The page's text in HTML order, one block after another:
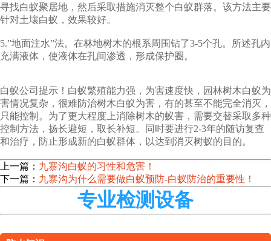
寻找白蚁聚居地，然后采取措施消灭整个白蚁群落。该方法主要
针对土壤白蚁，效果较好。
5.”地面注水”法。在林地树木的根系周围钻了3-5个孔。所述孔内
充满液体，使液体在孔间渗透，形成保护圈。
白蚁公司提示！白蚁繁殖能力强，为害速度快，园林树木白蚁为
害情况复杂，很难防治树木白蚁为害，有的甚至不能完全消灭，
只能控制。为了更大程度上消除树木的蚁害，需要交替采取多种
控制方法，扬长避短，取长补短。同时要进行2-3年的随访复查
和治疗，防止形成新的白蚁群体，以达到消灭树蚁的目的。
上一篇： 九寨沟白蚁的习性和危害！
下一篇： 九寨沟为什么需要做白蚁预防-白蚁防治的重要性！
专业检测设备